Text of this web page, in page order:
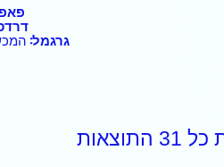
גרגמל: